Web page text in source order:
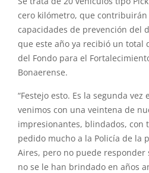
cero kilómetro, que
capacidades de prevención del
que este año ya recibió un total
del Fondo para el
Bonaerense.
“Festejo esto. Es la segunda
venimos con una veintena de
impresionantes, blindados, con
pedido mucho a la Policía de la
Aires, pero no puede
no se le han brindado en años